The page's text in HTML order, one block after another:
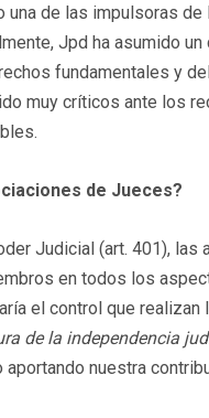
de las impulsoras de
Jpd ha asumido
fundamentales y
muy críticos ante los
de Jueces?
Judicial (art. 401),
en todos los
el control que
de la independencia
nuestra